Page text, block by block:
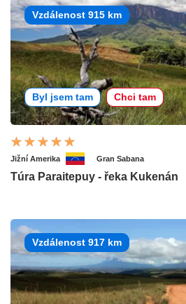
Vzdálenost 915 km
Byl jsem tam Chci tam
Jižní Amerika Gran Sabana
Túra Paraitepuy - řeka Kukenán
Vzdálenost 917 km